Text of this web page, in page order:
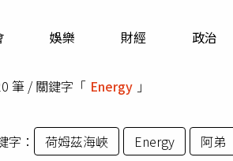
娛樂 財經 政治
筆 / 關鍵字「 Energy 」
字： 荷姆茲海峽 Energy 阿弟